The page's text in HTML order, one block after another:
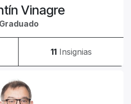
Vinagre
Graduado
11 Insignias